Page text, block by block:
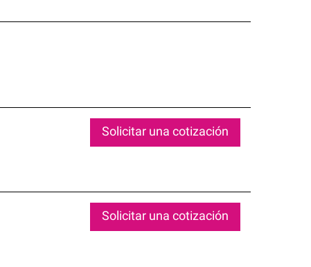
Solicitar una cotización
Solicitar una cotización